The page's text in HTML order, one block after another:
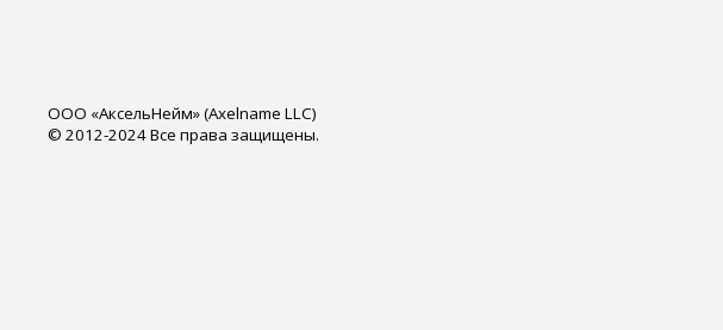
ООО «АксельНейм» (Axelname LLC)
© 2012-2024 Все права защищены.